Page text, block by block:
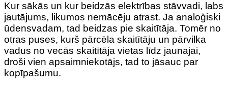
Kur sākās un kur beidzās elektrības stāvvadi, labs
jautājums, likumos nemācēju atrast. Ja analoģiski
ūdensvadam, tad beidzas pie skaitītāja. Tomēr no
otras puses, kurš pārcēla skaitītāju un pārvilka
vadus no vecās skaitītāja vietas līdz jaunajai,
droši vien apsaimniekotājs, tad to jāsauc par
kopīpašumu.